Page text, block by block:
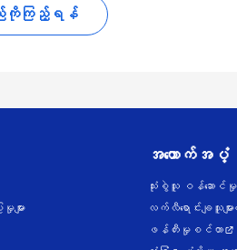
သည်ကိုကြည့်ရန်
ား
အထောက်အပံ့
သုံးစွဲသူ ဝန်ဆော
လက်လီရောင်းချသူမျာ
ဖန်တီးမှုစင်တာ